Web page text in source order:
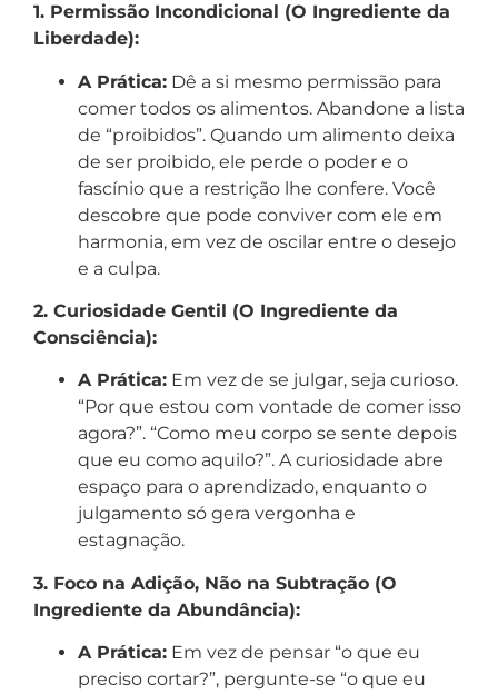
1. Permissão Incondicional (O Ingrediente da
Liberdade):
A Prática: Dê a si mesmo permissão para
comer todos os alimentos. Abandone a lista
de “proibidos”. Quando um alimento deixa
de ser proibido, ele perde o poder e o
fascínio que a restrição lhe confere. Você
descobre que pode conviver com ele em
harmonia, em vez de oscilar entre o desejo
e a culpa.
2. Curiosidade Gentil (O Ingrediente da
Consciência):
A Prática: Em vez de se julgar, seja curioso.
“Por que estou com vontade de comer isso
agora?”. “Como meu corpo se sente depois
que eu como aquilo?”. A curiosidade abre
espaço para o aprendizado, enquanto o
julgamento só gera vergonha e
estagnação.
3. Foco na Adição, Não na Subtração (O
Ingrediente da Abundância):
A Prática: Em vez de pensar “o que eu
preciso cortar?”, pergunte-se “o que eu